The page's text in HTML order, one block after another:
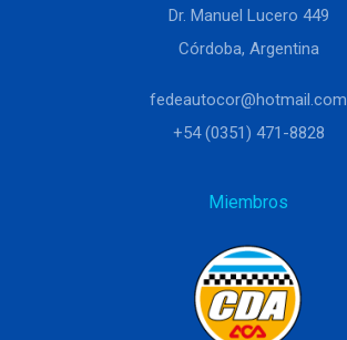
Dr. Manuel Lucero 449
Córdoba, Argentina
fedeautocor@hotmail.com
+54 (0351) 471-8828
Miembros